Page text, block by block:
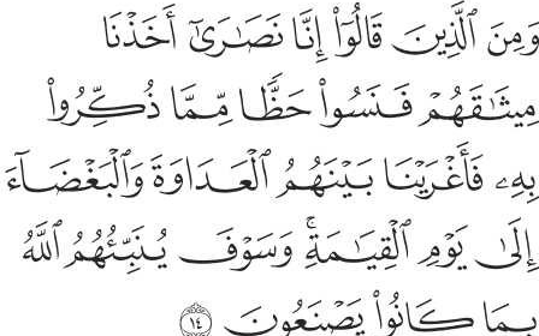
ومن الذين قالوا انا نصارى اخذنا ميثاقهم فنسوا حظا مما ذكروا به
وَمِنَ ٱلَّذِينَ قَالُوٓا۟ إِنَّا نَصَـٰرَىٰٓ أَخَذْنَا مِيثَـٰقَهُمْ فَنَسُوا۟ حَظًّۭا مِّمَّا ذُكِّرُوا۟
ﱁﱂﱃﱄﱅﱆ
ﱇﱈﱉﱊﱋ
ﱌﱍﱎﱏﱐ
ﱑﱒﱓﱔﱕﱖﱗ
ﱘﱙﱚﱛ